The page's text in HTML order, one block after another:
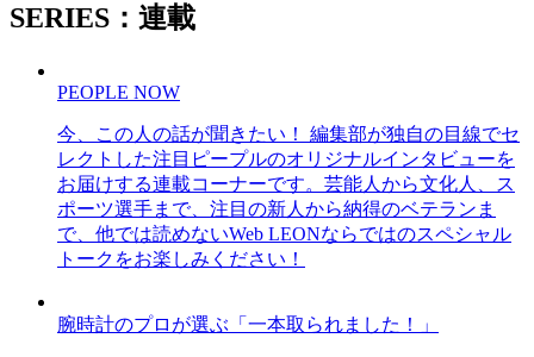
SERIES：連載
PEOPLE NOW
今、この人の話が聞きたい！ 編集部が独自の目線でセ
レクトした注目ピープルのオリジナルインタビューを
お届けする連載コーナーです。芸能人から文化人、ス
ポーツ選手まで、注目の新人から納得のベテランま
で、他では読めないWeb LEONならではのスペシャル
トークをお楽しみください！
腕時計のプロが選ぶ「一本取られました！」